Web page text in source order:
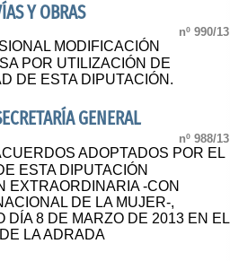
Y OBRAS
nº 990/13
MODIFICACIÓN
POR UTILIZACIÓN DE
DE ESTA DIPUTACIÓN.
GENERAL
nº 988/13
ADOPTADOS POR EL
ESTA DIPUTACIÓN
EXTRAORDINARIA -CON
DE LA MUJER-,
DÍA 8 DE MARZO DE 2013 EN EL
LA ADRADA